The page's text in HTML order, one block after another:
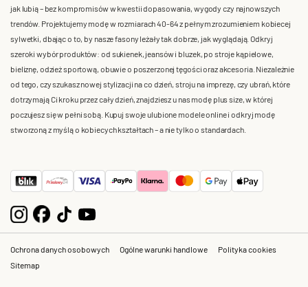
jak lubią – bez kompromisów w kwestii dopasowania, wygody czy najnowszych
trendów. Projektujemy modę w rozmiarach 40-64 z pełnym zrozumieniem kobiecej
sylwetki, dbając o to, by nasze fasony leżały tak dobrze, jak wyglądają. Odkryj
szeroki wybór produktów: od sukienek, jeansów i bluzek, po stroje kąpielowe,
bieliznę, odzież sportową, obuwie o poszerzonej tęgości oraz akcesoria. Niezależnie
od tego, czy szukasz nowej stylizacji na co dzień, stroju na imprezę, czy ubrań, które
dotrzymają Ci kroku przez cały dzień, znajdziesz u nas modę plus size, w której
poczujesz się w pełni sobą. Kupuj swoje ulubione modele online i odkryj modę
stworzoną z myślą o kobiecych kształtach – a nie tylko o standardach.
Ochrona danych osobowych Ogólne warunki handlowe
Polityka cookies
Sitemap